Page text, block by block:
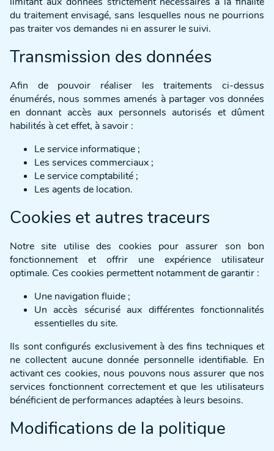
du traitement envisagé, sans lesquelles nous ne pourrions
pas traiter vos demandes ni en assurer le suivi.
Transmission des données
Afin de pouvoir réaliser les traitements ci-dessus
énumérés, nous sommes amenés à partager vos données
en donnant accès aux personnels autorisés et dûment
habilités à cet effet, à savoir :
Le service informatique ;
Les services commerciaux ;
Le service comptabilité ;
Les agents de location.
Cookies et autres traceurs
Notre site utilise des cookies pour assurer son bon
fonctionnement et offrir une expérience utilisateur
optimale. Ces cookies permettent notamment de garantir :
Une navigation fluide ;
Un accès sécurisé aux différentes fonctionnalités
essentielles du site.
Ils sont configurés exclusivement à des fins techniques et
ne collectent aucune donnée personnelle identifiable. En
activant ces cookies, nous pouvons nous assurer que nos
services fonctionnent correctement et que les utilisateurs
bénéficient de performances adaptées à leurs besoins.
Modifications de la politique